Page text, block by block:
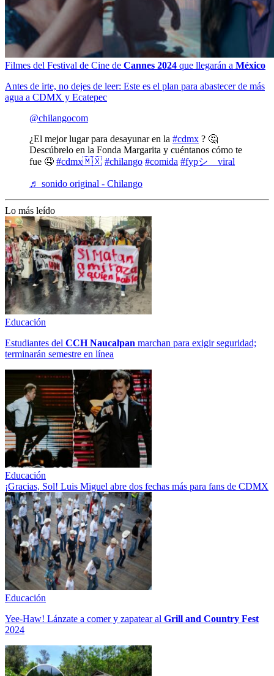
Filmes del Festival de Cine de Cannes 2024 que llegarán a México
Antes de irte, no dejes de leer: Este es el plan para abastecer de más
agua a CDMX y Ecatepec
@chilangocom
¿El mejor lugar para desayunar en la #cdmx ? 🤔
Descúbrelo en la Fonda Margarita y cuéntanos cómo te
fue 🤤 #cdmx🇲🇽 #chilango #comida #fypシ゚viral
♬ sonido original - Chilango
Lo más leído
Educación
Estudiantes del CCH Naucalpan marchan para exigir seguridad;
terminarán semestre en línea
Educación
¡Gracias, Sol! Luis Miguel abre dos fechas más para fans de CDMX
Educación
Yee-Haw! Lánzate a comer y zapatear al Grill and Country Fest
2024